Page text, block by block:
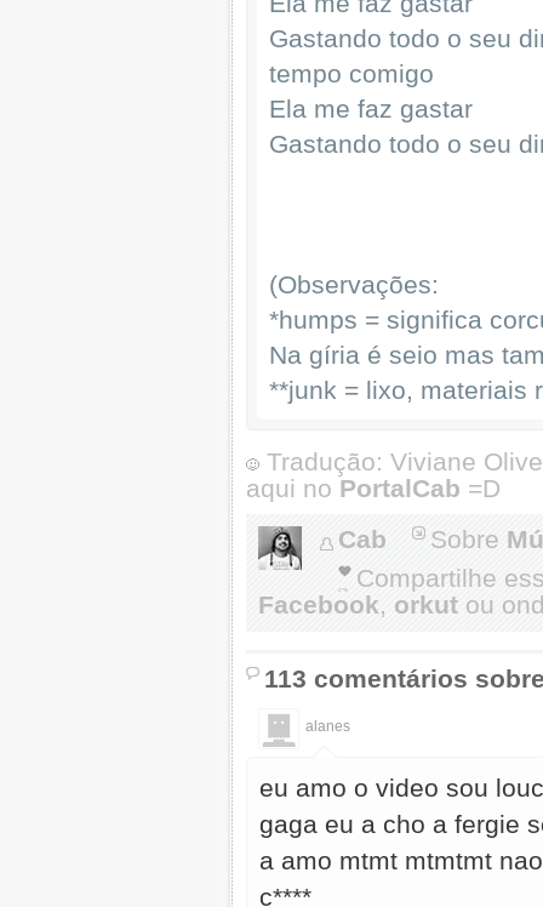
Gastando todo o seu
tempo comigo
Ela me faz gastar
Gastando todo o seu
(Observações:
*humps = significa
Na gíria é seio mas
**junk = lixo, materiais
Tradução: Viviane
aqui no PortalCab =D
Cab
Sobre
Compartilhe
Facebook, orkut ou
113 comentários
alanes
eu amo o video sou
gaga eu a cho a fergie
a amo mtmt mtmtmt
c****